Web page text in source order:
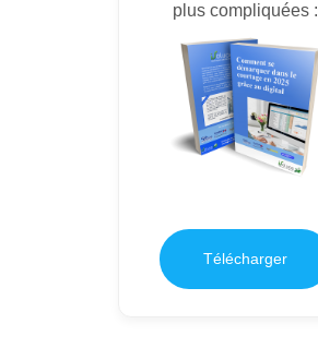
plus compliquées :
Télécharger